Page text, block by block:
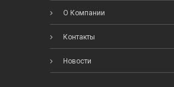
О Компании
Контакты
Новости